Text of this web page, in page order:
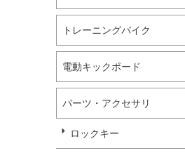
トレーニングバイク
電動キックボード
パーツ・アクセサリ
ロックキー